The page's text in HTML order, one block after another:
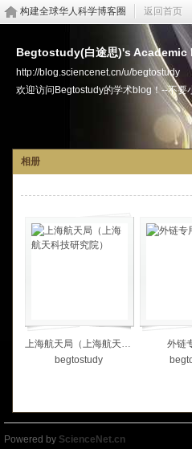
构建全球华人科学博客圈 返回首页
Begtostudy(白途思)'s Academic
http://blog.sciencenet.cn/u/begtostudy
欢迎访问Begtostudy的学术blog！--不要
相册
上海航天局（上海航天科技研究院）
begtostudy
外链
Powered by ScienceNet.cn